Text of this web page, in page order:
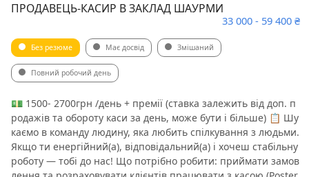
ПРОДАВЕЦЬ-КАСИР В ЗАКЛАД ШАУРМИ
33 000 - 59 400 ₴
Без резюме Має досвід Змішаний
Повний робочий день
💵 1500- 2700грн /день + премії (ставка залежить від доп. п
родажів та обороту каси за день, може бути і більше) 📋 Шу
каємо в команду людину, яка любить спілкування з людьми.
Якщо ти енергійний(а), відповідальний(а) і хочеш стабільну
роботу — тобі до нас! Що потрібно робити: приймати замов